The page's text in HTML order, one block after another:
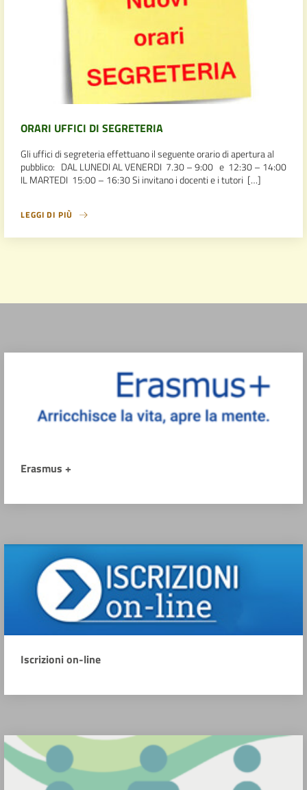
ORARI UFFICI DI SEGRETERIA
Gli uffici di segreteria effettuano il seguente orario di apertura al
pubblico: DAL LUNEDI AL VENERDI 7.30 – 9:00 e 12:30 – 14:00
IL MARTEDI 15:00 – 16:30 Si invitano i docenti e i tutori […]
LEGGI DI PIÙ
Erasmus +
Iscrizioni on-line